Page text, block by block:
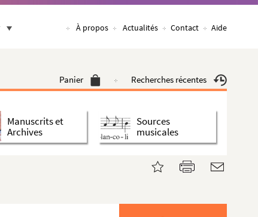
À propos Actualités Contact Aide
Panier Recherches récentes
Manuscrits et
Archives
Sources
musicales